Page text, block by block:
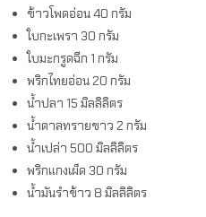
ข้าวโพดอ่อน 40 กรัม
ใบกะเพรา 30 กรัม
ใบมะกรูดฉีก 1 กรัม
พริกไทยอ่อน 20 กรัม
น้ำปลา 15 มิลลิลิตร
น้ำตาลทรายขาว 2 กรัม
น้ำเปล่า 500 มิลลิลิตร
พริกแกงเผ็ด 30 กรัม
น้ำมันรำข้าว 8 มิลลิลิตร